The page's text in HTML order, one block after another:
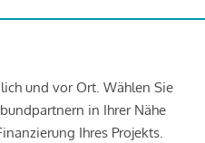
und vor Ort. Wählen Sie
in Ihrer Nähe
Ihres Projekts.